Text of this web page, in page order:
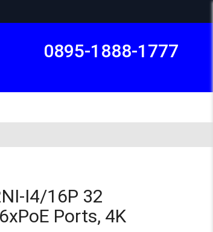
0895-1888-1777
I4/16P 32
Ports, 4K